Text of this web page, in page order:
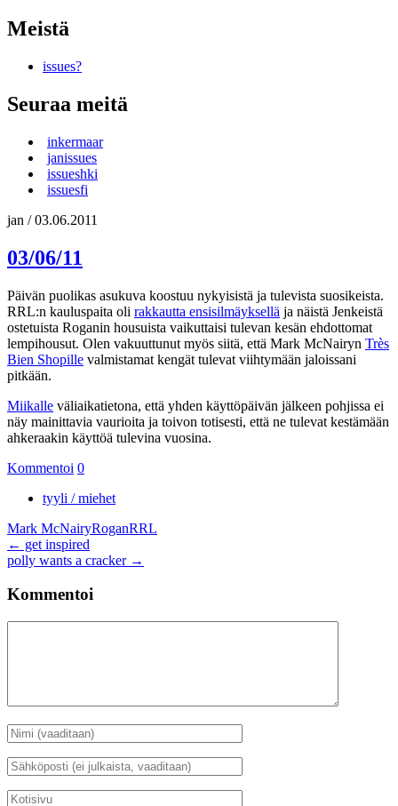
Meistä
issues?
Seuraa meitä
inkermaar
janissues
issueshki
issuesfi
jan /03.06.2011
03/06/11
Päivän puolikas asukuva koostuu nykyisistä ja tulevista suosikeista.
RRL:n kauluspaita oli rakkautta ensisilmäyksellä ja näistä Jenkeistä
ostetuista Roganin housuista vaikuttaisi tulevan kesän ehdottomat
lempihousut. Olen vakuuttunut myös siitä, että Mark McNairyn Très
Bien Shopille valmistamat kengät tulevat viihtymään jaloissani
pitkään.
Miikalle väliaikatietona, että yhden käyttöpäivän jälkeen pohjissa ei
näy mainittavia vaurioita ja toivon totisesti, että ne tulevat kestämään
ahkeraakin käyttöä tulevina vuosina.
Kommentoi 0
tyyli / miehet
Mark McNairyRoganRRL
Artikkelien
selaus
← get inspired
polly wants a cracker →
Kommentoi
Nimi
*
Sähköposti
*
Kotisivu